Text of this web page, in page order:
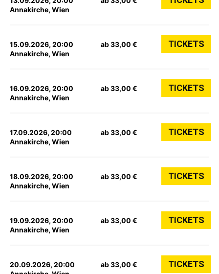
Annakirche, Wien
15.09.2026, 20:00
Annakirche, Wien
ab 33,00 € TICKETS
16.09.2026, 20:00
Annakirche, Wien
ab 33,00 € TICKETS
17.09.2026, 20:00
Annakirche, Wien
ab 33,00 € TICKETS
18.09.2026, 20:00
Annakirche, Wien
ab 33,00 € TICKETS
19.09.2026, 20:00
Annakirche, Wien
ab 33,00 € TICKETS
20.09.2026, 20:00
ab 33,00 € TICKETS